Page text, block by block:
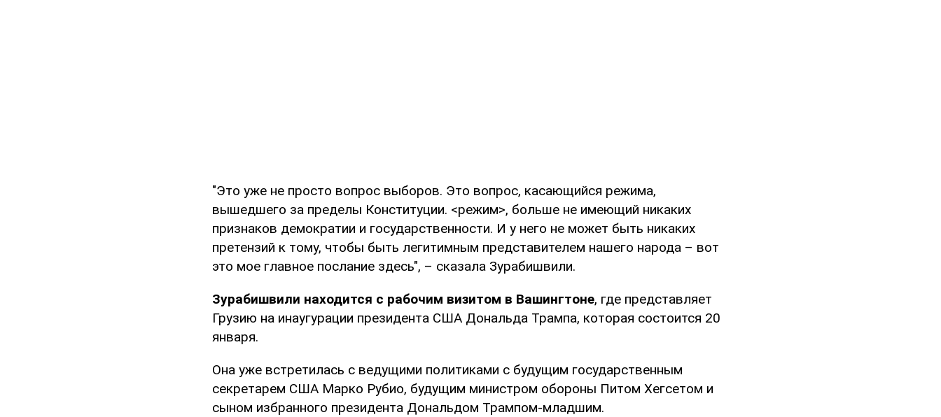
"Это уже не просто вопрос выборов. Это вопрос, касающийся режима,
вышедшего за пределы Конституции. <режим>, больше не имеющий никаких
признаков демократии и государственности. И у него не может быть никаких
претензий к тому, чтобы быть легитимным представителем нашего народа – вот
это мое главное послание здесь", – сказала Зурабишвили.
Зурабишвили находится с рабочим визитом в Вашингтоне, где представляет
Грузию на инаугурации президента США Дональда Трампа, которая состоится 20
января.
Она уже встретилась с ведущими политиками с будущим государственным
секретарем США Марко Рубио, будущим министром обороны Питом Хегсетом и
сыном избранного президента Дональдом Трампом-младшим.